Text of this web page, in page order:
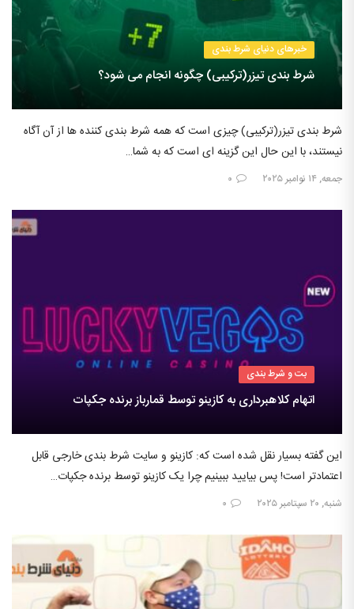
خبرهای دنیای شرط بندی
شرط بندی تیزر(ترکیبی) چگونه انجام می شود؟
شرط بندی تیزر(ترکیبی) چیزی است که همه شرط بندی کننده ها از آن آگاه
نیستند، با این حال این گزینه ای است که به شما…
جمعه, ۱۴ نوامبر ۲۰۲۵ ۰
بت و شرط بندی
اتهام کلاهبرداری به کازینو توسط قمارباز برنده جکپات
این گفته بسیار نقل شده است که: کازینو و سایت شرط بندی خارجی قابل
اعتمادتر است! پس بیایید ببینیم چرا یک کازینو توسط برنده جکپات…
شنبه, ۲۰ سپتامبر ۲۰۲۵ ۰